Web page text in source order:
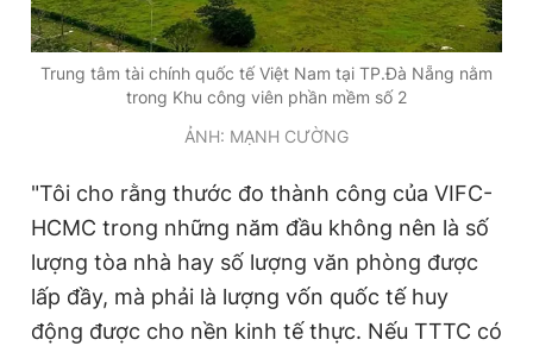
Trung tâm tài chính quốc tế Việt Nam tại TP.Đà Nẵng nằm
trong Khu công viên phần mềm số 2
ẢNH: MẠNH CƯỜNG
"Tôi cho rằng thước đo thành công của VIFC-
HCMC trong những năm đầu không nên là số
lượng tòa nhà hay số lượng văn phòng được
lấp đầy, mà phải là lượng vốn quốc tế huy
động được cho nền kinh tế thực. Nếu TTTC có